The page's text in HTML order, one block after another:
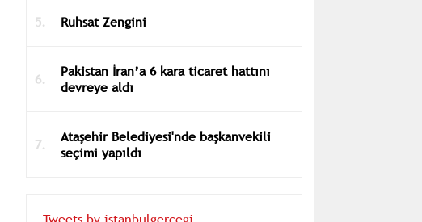
Ruhsat Zengini
Pakistan İran’a 6 kara ticaret hattını
devreye aldı
Ataşehir Belediyesi'nde başkanvekili
seçimi yapıldı
Tweets by istanbulgercegi